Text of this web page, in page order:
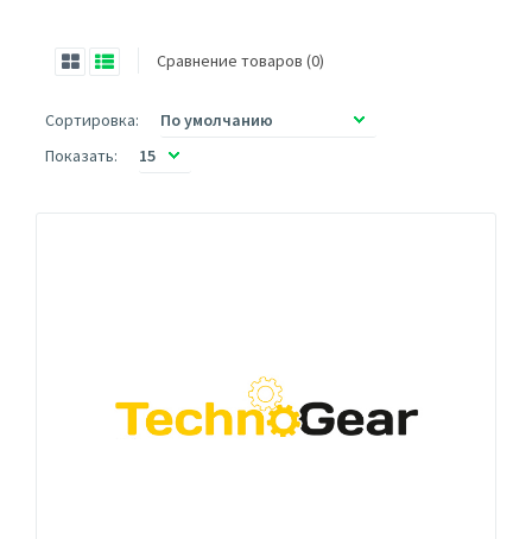
Сравнение товаров (0)
Сортировка:
Показать: